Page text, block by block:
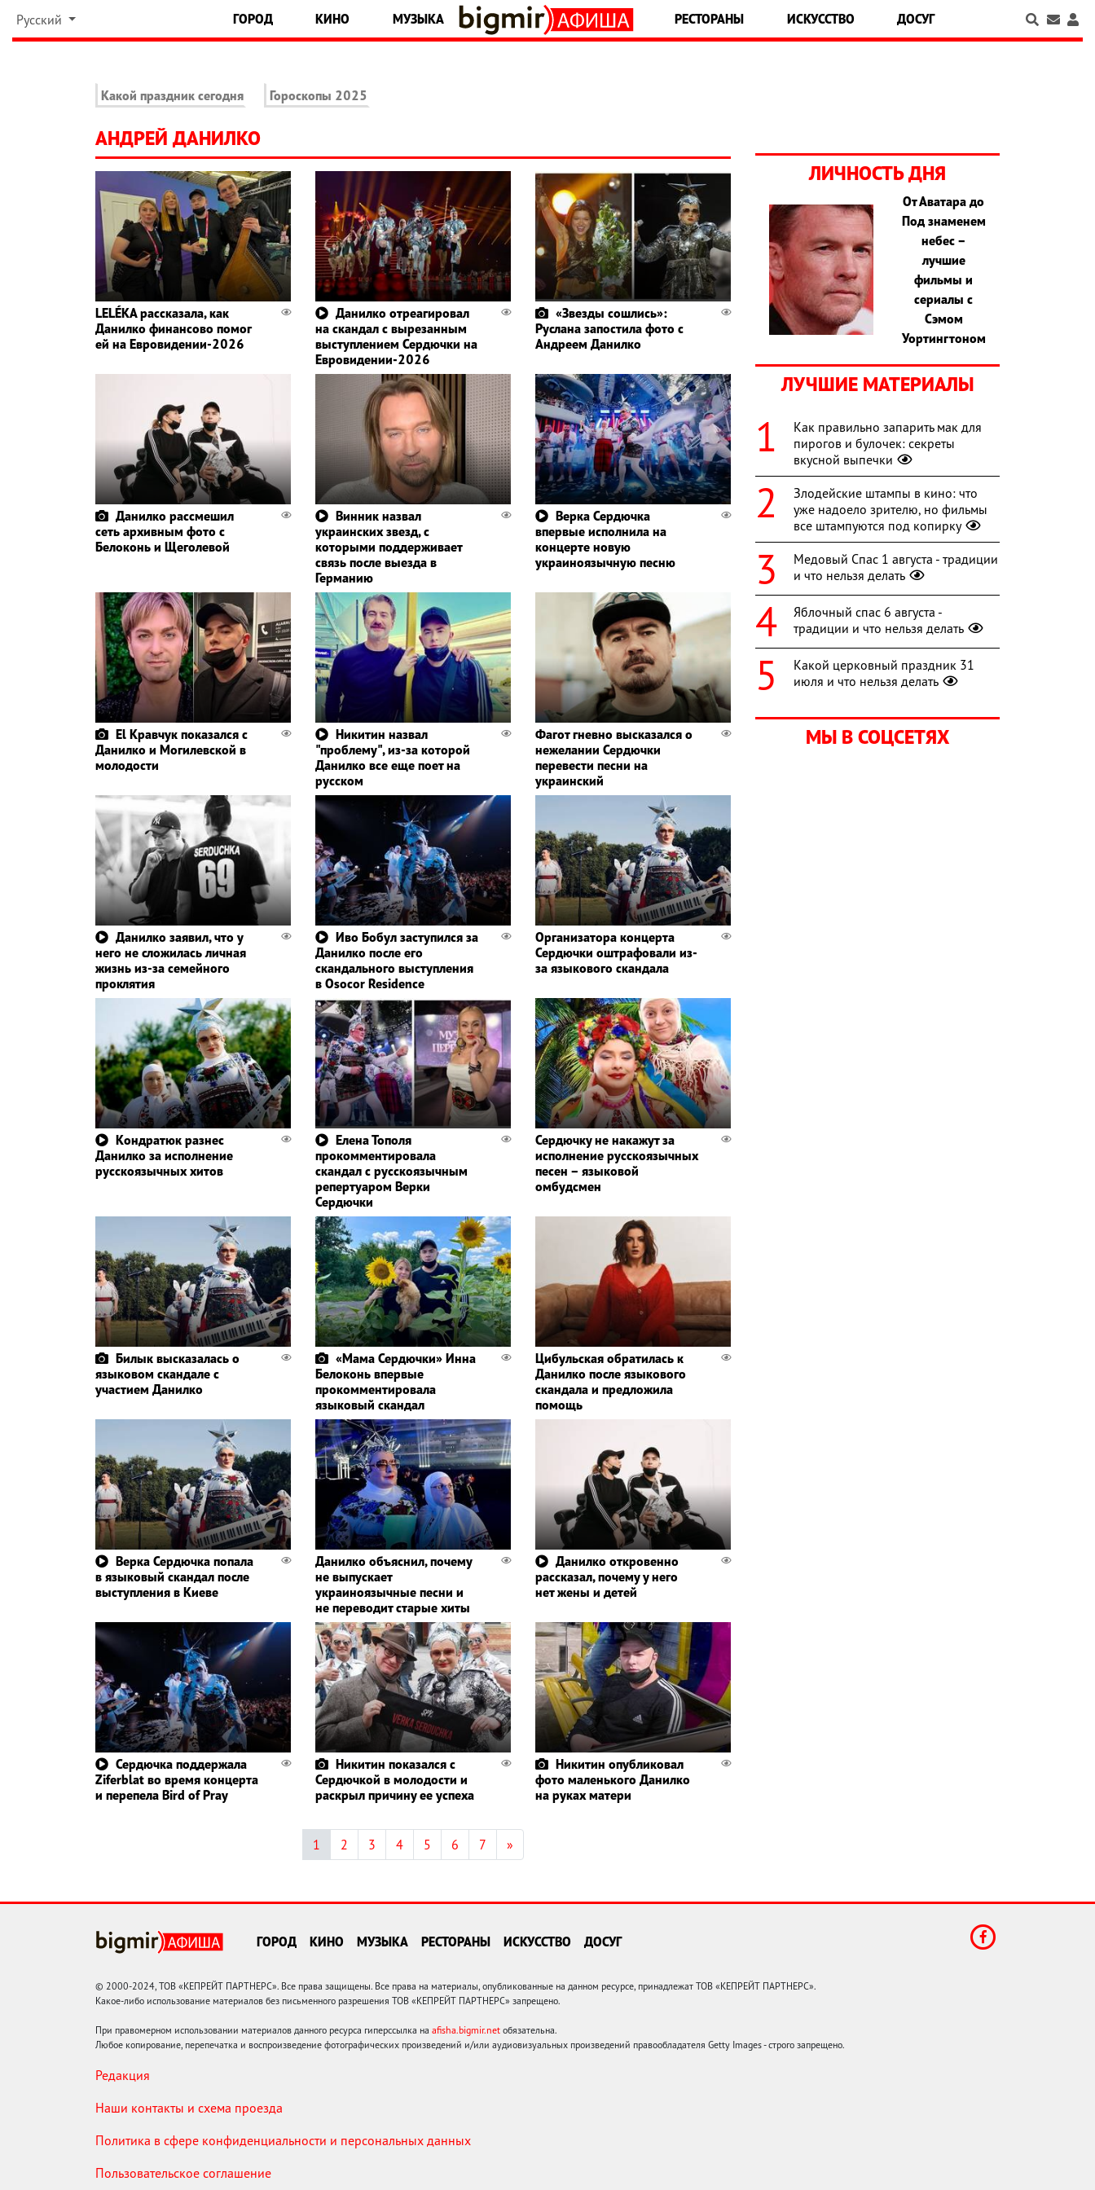
Русский ГОРОД КИНО МУЗЫКА РЕСТОРАНЫ ИСКУССТВО ДОСУГ
Какой праздник сегодня Гороскопы 2025
АНДРЕЙ ДАНИЛКО
LELÉKA рассказала, как
Данилко финансово помог
ей на Евровидении-2026
Данилко отреагировал
на скандал с вырезанным
выступлением Сердючки на
Евровидении-2026
«Звезды сошлись»:
Руслана запостила фото с
Андреем Данилко
Данилко рассмешил
сеть архивным фото с
Белоконь и Щеголевой
Винник назвал
украинских звезд, с
которыми поддерживает
связь после выезда в
Германию
Верка Сердючка
впервые исполнила на
концерте новую
украиноязычную песню
El Кравчук показался с
Данилко и Могилевской в
молодости
Никитин назвал
"проблему", из-за которой
Данилко все еще поет на
русском
Фагот гневно высказался о
нежелании Сердючки
перевести песни на
украинский
Данилко заявил, что у
него не сложилась личная
жизнь из-за семейного
проклятия
Иво Бобул заступился за
Данилко после его
скандального выступления
в Osocor Residence
Организатора концерта
Сердючки оштрафовали из-
за языкового скандала
Кондратюк разнес
Данилко за исполнение
русскоязычных хитов
Елена Тополя
прокомментировала
скандал с русскоязычным
репертуаром Верки
Сердючки
Сердючку не накажут за
исполнение русскоязычных
песен – языковой
омбудсмен
Билык высказалась о
языковом скандале с
участием Данилко
«Мама Сердючки» Инна
Белоконь впервые
прокомментировала
языковый скандал
Цибульская обратилась к
Данилко после языкового
скандала и предложила
помощь
Верка Сердючка попала
в языковый скандал после
выступления в Киеве
Данилко объяснил, почему
не выпускает
украиноязычные песни и
не переводит старые хиты
Данилко откровенно
рассказал, почему у него
нет жены и детей
Сердючка поддержала
Ziferblat во время концерта
и перепела Bird of Pray
Никитин показался с
Сердючкой в молодости и
раскрыл причину ее успеха
Никитин опубликовал
фото маленького Данилко
на руках матери
1 2 3 4 5 6 7 »
ЛИЧНОСТЬ ДНЯ
От Аватара до
Под знаменем
небес –
лучшие
фильмы и
сериалы с
Сэмом
Уортингтоном
ЛУЧШИЕ МАТЕРИАЛЫ
Как правильно запарить мак для
пирогов и булочек: секреты
вкусной выпечки
Злодейские штампы в кино: что
уже надоело зрителю, но фильмы
все штампуются под копирку
Медовый Спас 1 августа - традиции
и что нельзя делать
Яблочный спас 6 августа -
традиции и что нельзя делать
Какой церковный праздник 31
июля и что нельзя делать
МЫ В СОЦСЕТЯХ
ГОРОД КИНО МУЗЫКА РЕСТОРАНЫ ИСКУССТВО ДОСУГ
© 2000-2024, ТОВ «КЕПРЕЙТ ПАРТНЕРС». Все права защищены. Все права на материалы, опубликованные на данном ресурсе, принадлежат ТОВ «КЕПРЕЙТ ПАРТНЕРС».
Какое-либо использование материалов без письменного разрешения ТОВ «КЕПРЕЙТ ПАРТНЕРС» запрещено.
При правомерном использовании материалов данного ресурса гиперссылка на afisha.bigmir.net обязательна.
Любое копирование, перепечатка и воспроизведение фотографических произведений и/или аудиовизуальных произведений правообладателя Getty Images - строго запрещено.
Редакция
Наши контакты и схема проезда
Политика в сфере конфиденциальности и персональных данных
Пользовательское соглашение